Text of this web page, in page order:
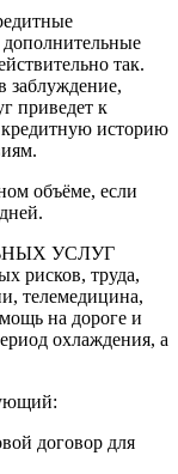
так.
заблуждение,
приведет к
историю
объёме, если
УСЛУГ
рисков, труда,
телемедицина,
на дороге и
охлаждения, а
договор для